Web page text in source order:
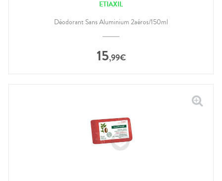
ETIAXIL
Déodorant Sans Aluminium 2aéros/150ml
15,99€